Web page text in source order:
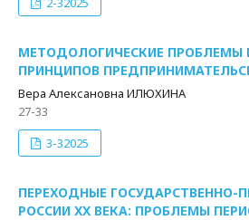
МЕТОДОЛОГИЧЕСКИЕ ПРОБЛЕМЫ
ПРИНЦИПОВ
Вера Алексановна ИЛЮХИНА
27-33
3-32025
ПЕРЕХОДНЫЕ ГОСУДАРСТВЕННО-
РОССИИ XX ВЕКА: ПРОБЛЕМЫ